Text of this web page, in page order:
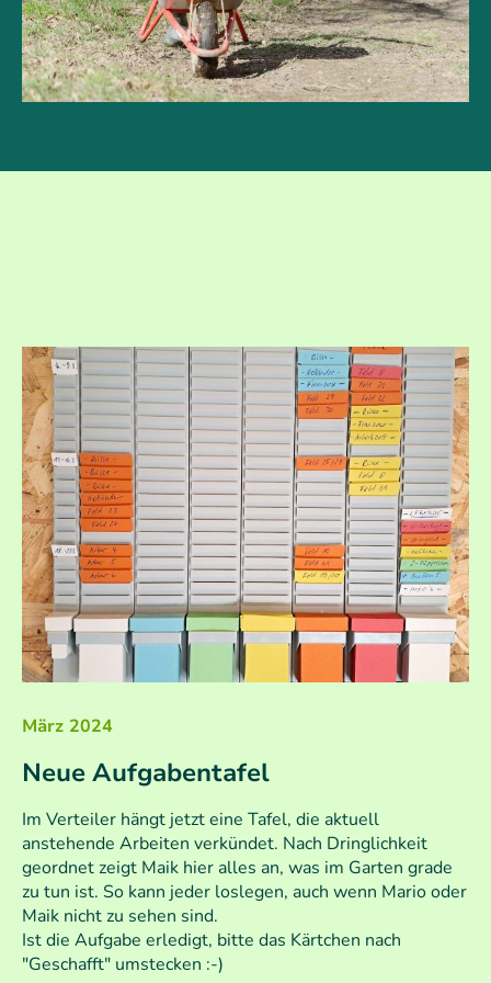
März 2024
Neue Aufgabentafel
Im Verteiler hängt jetzt eine Tafel, die aktuell
anstehende Arbeiten verkündet. Nach Dringlichkeit
geordnet zeigt Maik hier alles an, was im Garten grade
zu tun ist. So kann jeder loslegen, auch wenn Mario oder
Maik nicht zu sehen sind.
Ist die Aufgabe erledigt, bitte das Kärtchen nach
"Geschafft" umstecken :-)